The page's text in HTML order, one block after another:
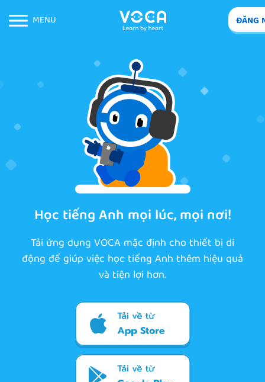
MENU ĐĂNG
Học tiếng Anh mọi lúc, mọi nơi!
Tải ứng dụng VOCA mặc định cho thiết bị di
động để giúp việc học tiếng Anh thêm hiệu quả
và tiện lợi hơn.